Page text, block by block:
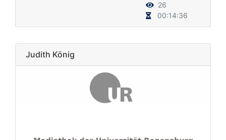
26
00:14:36
Judith König